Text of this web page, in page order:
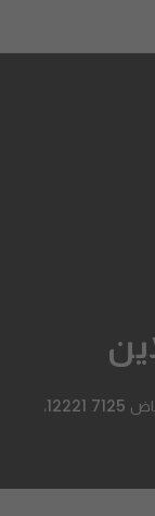
2581 طريق الأمير سلطان بن عبدالعزيز، العليا، الرياض 12221 7125،